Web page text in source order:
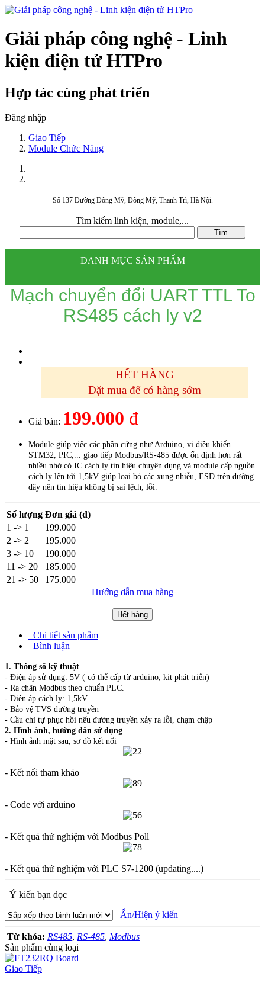
Giải pháp công nghệ - Linh
kiện điện tử HTPro
Hợp tác cùng phát triển
Đăng nhập
Giao Tiếp
Module Chức Năng
Số 137 Đường Đông Mỹ, Đông Mỹ, Thanh Trì, Hà Nội.
Tìm kiếm linh kiện, module,...
DANH MỤC SẢN PHẨM
Mạch chuyển đổi UART TTL To
RS485 cách ly v2
HẾT HÀNG
Đặt mua để có hàng sớm
Giá bán: 199.000 đ
Module giúp việc các phần cứng như Arduino, vi điều khiển
STM32, PIC,... giao tiếp Modbus/RS-485 được ổn định hơn rất
nhiều nhờ có IC cách ly tín hiệu chuyên dụng và module cấp nguồn
cách ly lên tới 1,5kV giúp loại bỏ các xung nhiễu, ESD trên đường
dây nên tín hiệu không bị sai lệch, lỗi.
Số lượng Đơn giá (đ)
1 -> 1
199.000
2 -> 2
195.000
3 -> 10
190.000
11 -> 20
185.000
21 -> 50
175.000
Hướng dẫn mua hàng
Hết hàng
Chi tiết sản phẩm
Bình luận
1. Thông số kỹ thuật
- Điện áp sử dụng: 5V ( có thể cấp từ arduino, kit phát triển)
- Ra chân Modbus theo chuẩn PLC.
- Điện áp cách ly: 1,5kV
- Bảo vệ TVS đường truyền
- Cầu chì tự phục hồi nếu đường truyền xảy ra lỗi, chạm chập
2. Hình ảnh, hướng dẫn sử dụng
- Hình ảnh mặt sau, sơ đồ kết nối
- Kết nối tham khảo
- Code với arduino
- Kết quả thử nghiệm với Modbus Poll
- Kết quả thử nghiệm với PLC S7-1200 (updating....)
Ý kiến bạn đọc
Ẩn/Hiện ý kiến
Từ khóa: RS485, RS-485, Modbus
Sản phẩm cùng loại